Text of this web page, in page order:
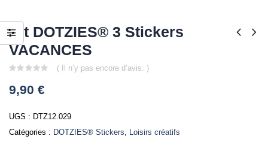
Kit DOTZIES® 3 Stickers
VACANCES
out
of
( Il n’y pas encore d’avis. )
9,90 €
UGS : DTZ12.029
Catégories : DOTZIES® Stickers, Loisirs créatifs